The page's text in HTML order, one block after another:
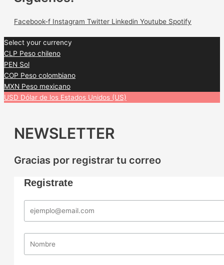
Facebook-f Instagram Twitter Linkedin Youtube Spotify
Select your currency
CLP Peso chileno
PEN Sol
COP Peso colombiano
MXN Peso mexicano
USD Dólar de los Estados Unidos (US)
NEWSLETTER
Gracias por registrar tu correo
Registrate